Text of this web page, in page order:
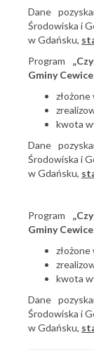
Dane
Środowiska i
w Gdańsku,
Program
Gminy
kwota
Dane
Środowiska i
w Gdańsku,
Program
Gminy Cewice
kwota
Dane
Środowiska i
w Gdańsku,